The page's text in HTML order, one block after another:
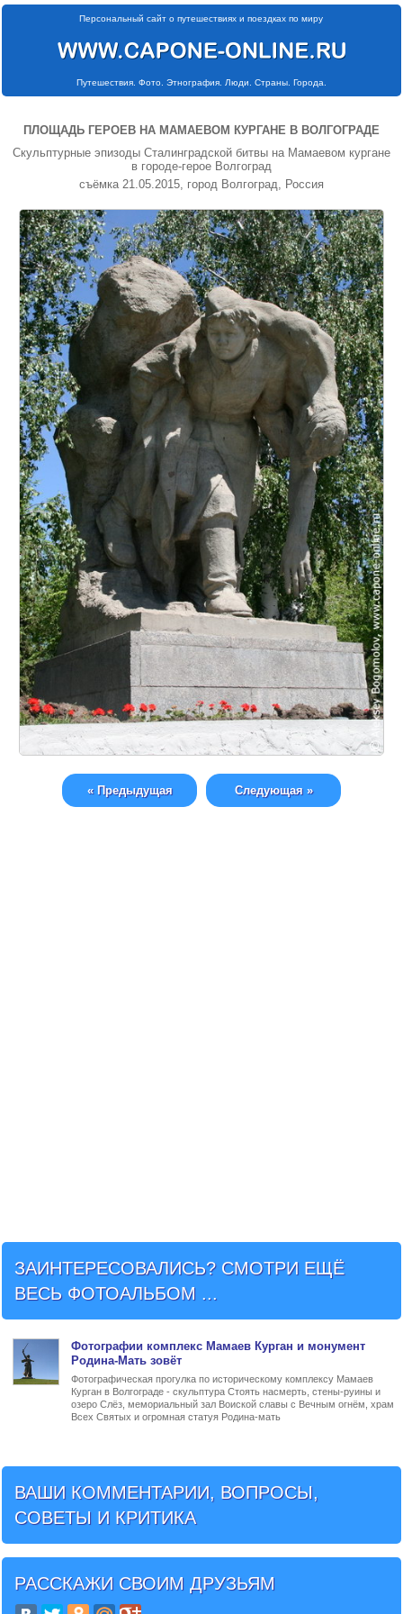
Персональный сайт о путешествиях и поездках по миру
Путешествия. Фото. Этнография. Люди. Страны. Города.
ПЛОЩАДЬ ГЕРОЕВ НА МАМАЕВОМ КУРГАНЕ В ВОЛГОГРАДЕ
Скульптурные эпизоды Сталинградской битвы на Мамаевом кургане
в городе-герое Волгоград
съёмка 21.05.2015, город Волгоград, Россия
« Предыдущая Следующая »
ЗАИНТЕРЕСОВАЛИСЬ? СМОТРИ ЕЩЁ
ВЕСЬ ФОТОАЛЬБОМ ...
Фотографии комплекс Мамаев Курган и монумент
Родина-Мать зовёт
Фотографическая прогулка по историческому комплексу Мамаев
Курган в Волгограде - скульптура Стоять насмерть, стены-руины и
озеро Слёз, мемориальный зал Воиской славы с Вечным огнём, храм
Всех Святых и огромная статуя Родина-мать
ВАШИ КОММЕНТАРИИ, ВОПРОСЫ,
СОВЕТЫ И КРИТИКА
РАССКАЖИ СВОИМ ДРУЗЬЯМ